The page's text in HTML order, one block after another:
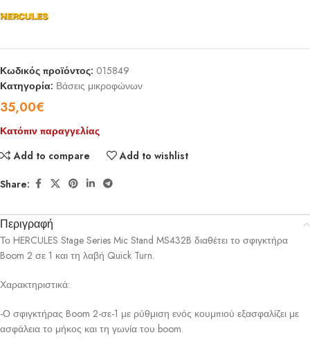
Κωδικός προϊόντος: 015849
Κατηγορία: Βάσεις μικροφώνων
35,00€
Κατόπιν παραγγελίας
Add to compare
Add to wishlist
Share:
Περιγραφή
Το HERCULES Stage Series Mic Stand MS432B διαθέτει το σφιγκτήρα
Boom 2 σε 1 και τη λαβή Quick Turn.
Χαρακτηριστικά:
-Ο σφιγκτήρας Boom 2-σε-1 με ρύθμιση ενός κουμπιού εξασφαλίζει με
ασφάλεια το μήκος και τη γωνία του boom.